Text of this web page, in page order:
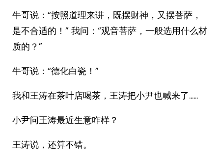
牛哥说：“按照道理来讲，既摆财神，又摆菩萨，
是不合适的！” 我问：“观音菩萨，一般选用什么材
质的？”
牛哥说：“德化白瓷！”
我和王涛在茶叶店喝茶，王涛把小尹也喊来了……
小尹问王涛最近生意咋样？
王涛说，还算不错。